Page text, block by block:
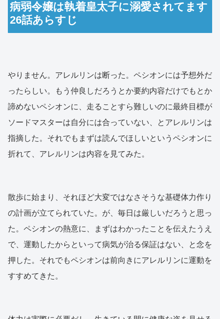
病弱令嬢は執着皇太子に溺愛されてます
26話あらすじ
やりません。アレルリンは断った。ペシオンには予想外だ
ったらしい。もう仲良しだろうとか要約内容だけでもとか
諦めないペシオンに、走ることすら難しいのに最終目標が
ソードマスターは自分には合っていない、とアレルリンは
指摘した。それでもまずは読んでほしいというペシオンに
折れて、アレルリンは内容を見てみた。
散歩に始まり、それほど大変ではなさそうな基礎体力作り
の計画が立てられていた。が、毎日は厳しいだろうと思っ
た。ペシオンの熱意に、まずはわかったことを伝えたうえ
で、運動したからといって病気が治る保証はない、と念を
押した。それでもペシオンは前向きにアレルリンに運動を
すすめてきた。